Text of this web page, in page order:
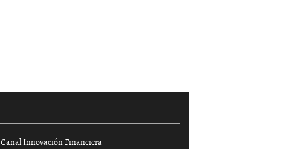
Canal Innovación Financiera